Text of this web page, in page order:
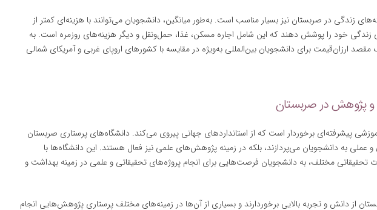
زندگی در صربستان نیز بسیار مناسب است. به‌طور میانگین، دانشجویان می‌توانند با هزینه‌ای کمتر از
هزینه‌های زندگی خود را پوشش دهند که این شامل اجاره مسکن، غذا، حمل‌ونقل و دیگر هزینه‌های روزمره است. به
ارزان‌قیمت برای دانشجویان بین‌المللی به‌ویژه در مقایسه با کشورهای اروپای غربی و آمریکای شمالی
پیشرفته‌ای برخوردار است که از استانداردهای جهانی پیروی می‌کند. دانشگاه‌های پرستاری صربستان
و عملی به دانشجویان می‌پردازند، بلکه در زمینه پژوهش‌های علمی نیز فعال هستند. این دانشگاه‌ها با
تحقیقاتی مختلف، به دانشجویان فرصت‌هایی برای انجام پروژه‌های تحقیقاتی و علمی در زمینه بهداشت و
از دانش و تجربه بالایی برخوردارند و بسیاری از آن‌ها در زمینه‌های مختلف پرستاری پژوهش‌هایی انجام